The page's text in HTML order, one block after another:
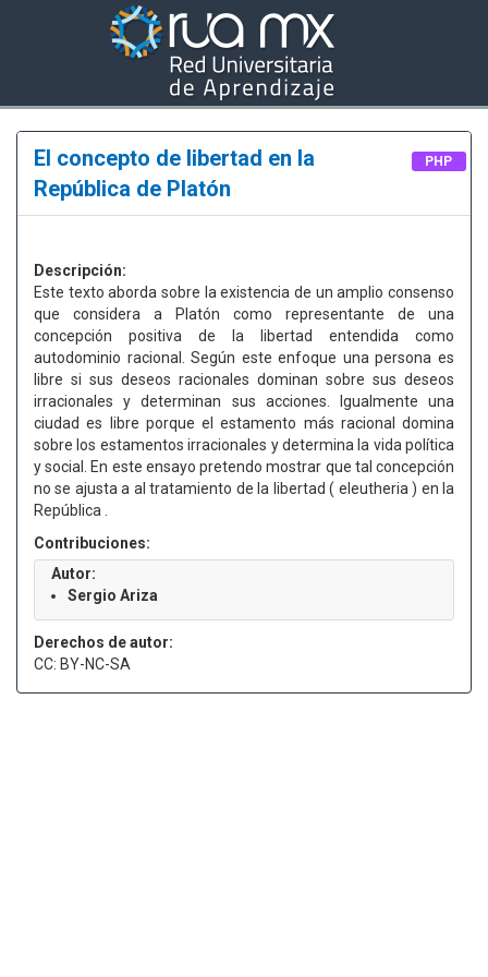
El concepto de libertad en la
República de Platón
PHP
Descripción:
Este texto aborda sobre la existencia de un amplio consenso
que considera a Platón como representante de una
concepción positiva de la libertad entendida como
autodominio racional. Según este enfoque una persona es
libre si sus deseos racionales dominan sobre sus deseos
irracionales y determinan sus acciones. Igualmente una
ciudad es libre porque el estamento más racional domina
sobre los estamentos irracionales y determina la vida política
y social. En este ensayo pretendo mostrar que tal concepción
no se ajusta a al tratamiento de la libertad ( eleutheria ) en la
República .
Contribuciones:
Autor:
Sergio Ariza
Derechos de autor:
CC: BY-NC-SA